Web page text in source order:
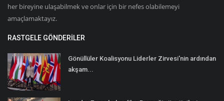
her bireyine ulaşabilmek ve onlar için bir nefes olabilemeyi
amaçlamaktayız.
RASTGELE GÖNDERILER
Gönüllüler Koalisyonu Liderler Zirvesi'nin ardından
akşam...